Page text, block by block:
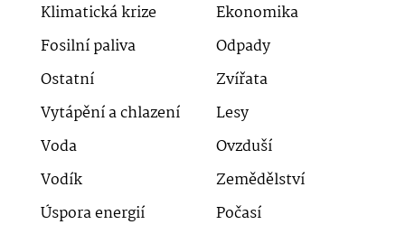
Klimatická krize
Ekonomika
Fosilní paliva
Odpady
Ostatní
Zvířata
Vytápění a chlazení
Lesy
Voda
Ovzduší
Vodík
Zemědělství
Úspora energií
Počasí